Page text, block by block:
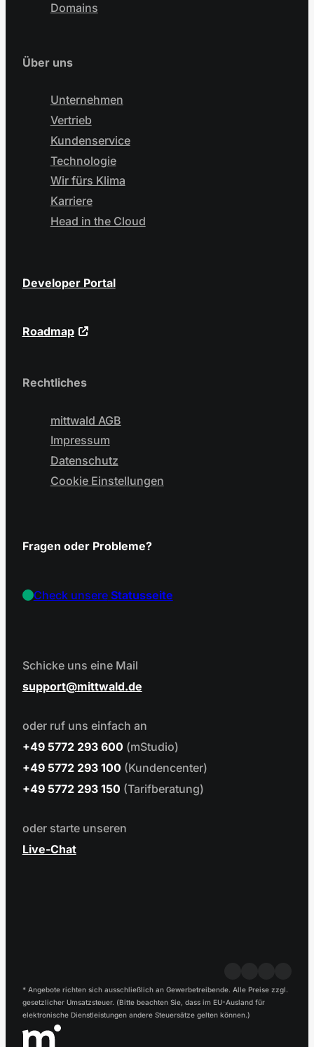
Domains
Über uns
Unternehmen
Vertrieb
Kundenservice
Technologie
Wir fürs Klima
Karriere
Head in the Cloud
Developer Portal
Roadmap
Rechtliches
mittwald AGB
Impressum
Datenschutz
Cookie Einstellungen
Fragen oder Probleme?
Check unsereStatusseite
Schicke uns eine Mail
support
mittwald.de
oder ruf uns einfach an
+49 5772 293 600 (mStudio)
+49 5772 293 100 (Kundencenter)
+49 5772 293 150 (Tarifberatung)
oder starte unseren
Live-Chat
* Angebote richten sich ausschließlich an Gewerbetreibende. Alle Preise zzgl.
gesetzlicher Umsatzsteuer. (Bitte beachten Sie, dass im EU-Ausland für
elektronische Dienstleistungen andere Steuersätze gelten können.)